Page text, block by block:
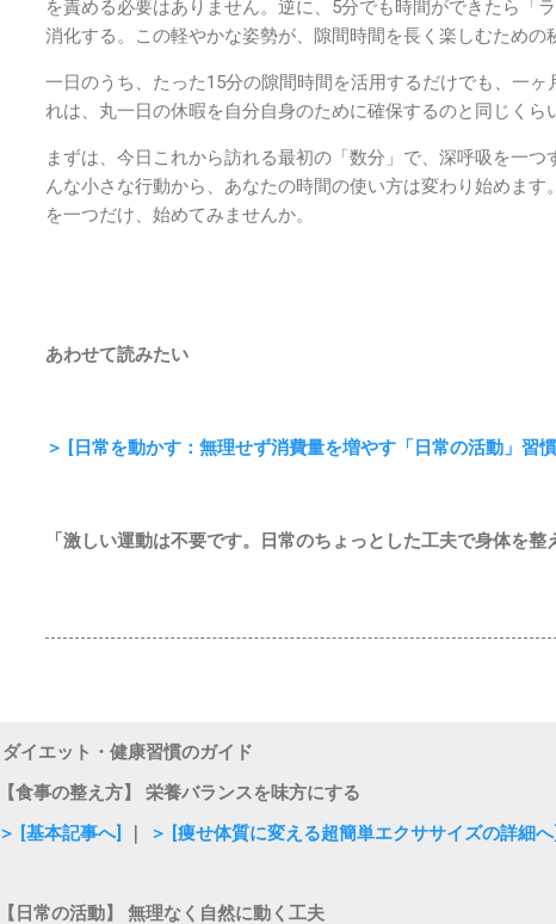
を責める必要はありません。逆に、5分でも時間ができたら「
消化する。この軽やかな姿勢が、隙間時間を長く楽しむための
一日のうち、たった15分の隙間時間を活用するだけでも、一
れは、丸一日の休暇を自分自身のために確保するのと同じくら
まずは、今日これから訪れる最初の「数分」で、深呼吸を一
んな小さな行動から、あなたの時間の使い方は変わり始めま
を一つだけ、始めてみませんか。
あわせて読みたい
＞ [日常を動かす：無理せず消費量を増やす「日常の活動」習
「激しい運動は不要です。日常のちょっとした工夫で身体を
ダイエット・健康習慣のガイド
【食事の整え方】 栄養バランスを味方にする
＞ [基本記事へ]
＞ [痩せ体質に変える超簡単エクササイズの詳細へ]
【日常の活動】 無理なく自然に動く工夫